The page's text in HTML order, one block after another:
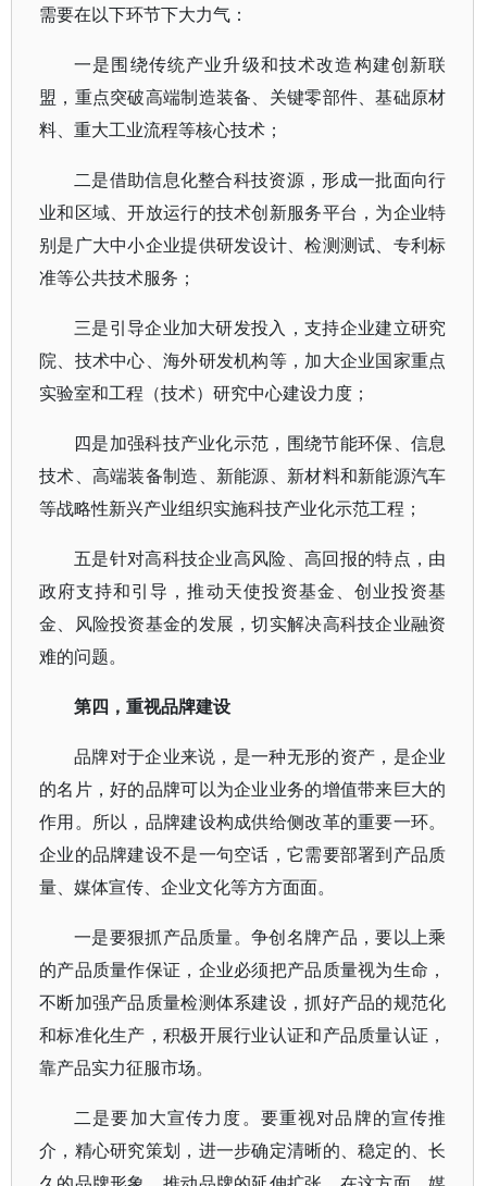
需要在以下环节下大力气：
一是围绕传统产业升级和技术改造构建创新联
盟，重点突破高端制造装备、关键零部件、基础原材
料、重大工业流程等核心技术；
二是借助信息化整合科技资源，形成一批面向行
业和区域、开放运行的技术创新服务平台，为企业特
别是广大中小企业提供研发设计、检测测试、专利标
准等公共技术服务；
三是引导企业加大研发投入，支持企业建立研究
院、技术中心、海外研发机构等，加大企业国家重点
实验室和工程（技术）研究中心建设力度；
四是加强科技产业化示范，围绕节能环保、信息
技术、高端装备制造、新能源、新材料和新能源汽车
等战略性新兴产业组织实施科技产业化示范工程；
五是针对高科技企业高风险、高回报的特点，由
政府支持和引导，推动天使投资基金、创业投资基
金、风险投资基金的发展，切实解决高科技企业融资
难的问题。
第四，重视品牌建设
品牌对于企业来说，是一种无形的资产，是企业
的名片，好的品牌可以为企业业务的增值带来巨大的
作用。所以，品牌建设构成供给侧改革的重要一环。
企业的品牌建设不是一句空话，它需要部署到产品质
量、媒体宣传、企业文化等方方面面。
一是要狠抓产品质量。争创名牌产品，要以上乘
的产品质量作保证，企业必须把产品质量视为生命，
不断加强产品质量检测体系建设，抓好产品的规范化
和标准化生产，积极开展行业认证和产品质量认证，
靠产品实力征服市场。
二是要加大宣传力度。要重视对品牌的宣传推
介，精心研究策划，进一步确定清晰的、稳定的、长